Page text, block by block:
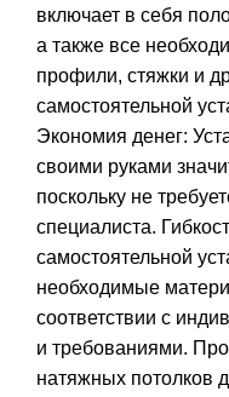
включает в себя
а также все
профили, стяжки и
самостоятельной
Экономия денег:
своими руками
поскольку не
специалиста.
самостоятельной
необходимые
соответствии с
и требованиями.
натяжных потолков